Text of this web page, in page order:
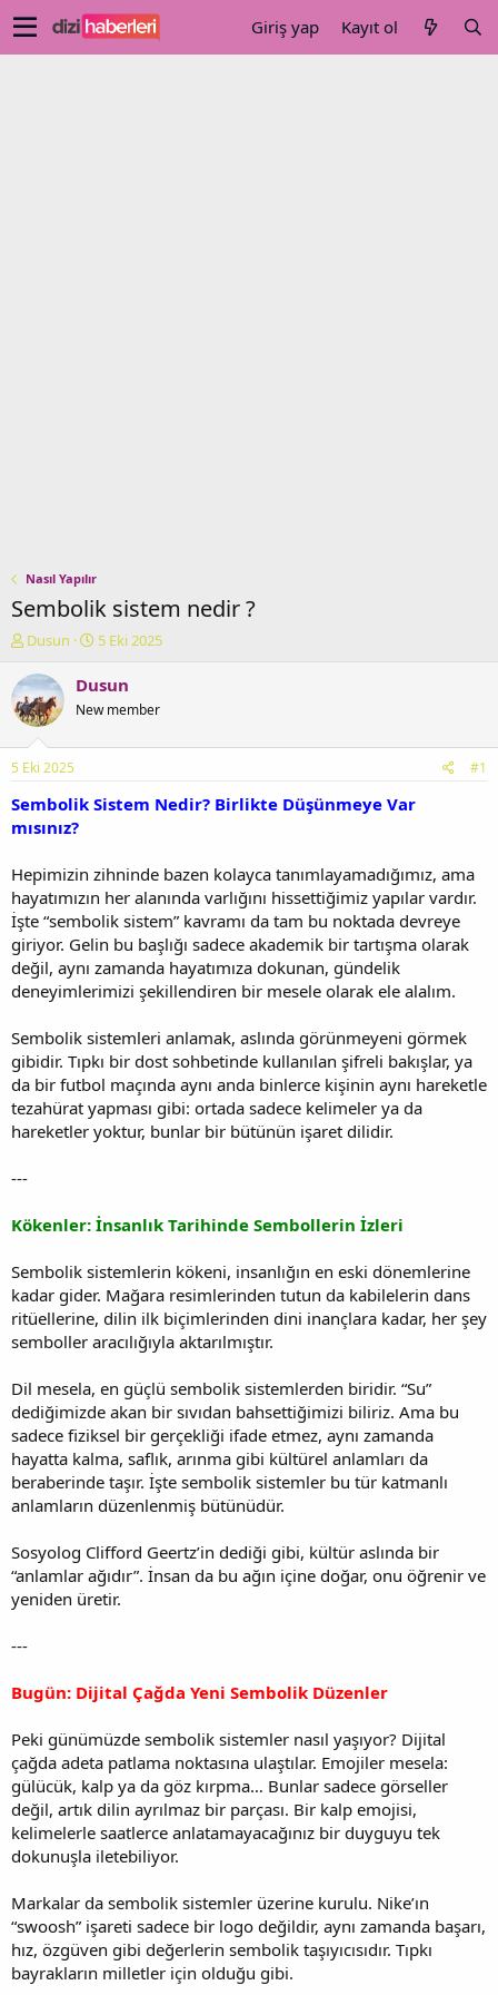
Giriş yap Kayıt ol
Nasıl Yapılır
Sembolik sistem nedir ?
K
n
u
y
b
a
ş
a
a
n
Dusun
B
ş
a
ç
i
h
i
5 Eki 2025
Dusun
New member
5 Eki 2025 #1
Sembolik Sistem Nedir? Birlikte Düşünmeye Var
mısınız?
Hepimizin zihninde bazen kolayca tanımlayamadığımız, ama
hayatımızın her alanında varlığını hissettiğimiz yapılar vardır.
İşte “sembolik sistem” kavramı da tam bu noktada devreye
giriyor. Gelin bu başlığı sadece akademik bir tartışma olarak
değil, aynı zamanda hayatımıza dokunan, gündelik
deneyimlerimizi şekillendiren bir mesele olarak ele alalım.
Sembolik sistemleri anlamak, aslında görünmeyeni görmek
gibidir. Tıpkı bir dost sohbetinde kullanılan şifreli bakışlar, ya
da bir futbol maçında aynı anda binlerce kişinin aynı hareketle
tezahürat yapması gibi: ortada sadece kelimeler ya da
hareketler yoktur, bunlar bir bütünün işaret dilidir.
---
Kökenler: İnsanlık Tarihinde Sembollerin İzleri
Sembolik sistemlerin kökeni, insanlığın en eski dönemlerine
kadar gider. Mağara resimlerinden tutun da kabilelerin dans
ritüellerine, dilin ilk biçimlerinden dini inançlara kadar, her şey
semboller aracılığıyla aktarılmıştır.
Dil mesela, en güçlü sembolik sistemlerden biridir. “Su”
dediğimizde akan bir sıvıdan bahsettiğimizi biliriz. Ama bu
sadece fiziksel bir gerçekliği ifade etmez, aynı zamanda
hayatta kalma, saflık, arınma gibi kültürel anlamları da
beraberinde taşır. İşte sembolik sistemler bu tür katmanlı
anlamların düzenlenmiş bütünüdür.
Sosyolog Clifford Geertz’in dediği gibi, kültür aslında bir
“anlamlar ağıdır”. İnsan da bu ağın içine doğar, onu öğrenir ve
yeniden üretir.
---
Bugün: Dijital Çağda Yeni Sembolik Düzenler
Peki günümüzde sembolik sistemler nasıl yaşıyor? Dijital
çağda adeta patlama noktasına ulaştılar. Emojiler mesela:
gülücük, kalp ya da göz kırpma… Bunlar sadece görseller
değil, artık dilin ayrılmaz bir parçası. Bir kalp emojisi,
kelimelerle saatlerce anlatamayacağınız bir duyguyu tek
dokunuşla iletebiliyor.
Markalar da sembolik sistemler üzerine kurulu. Nike’ın
“swoosh” işareti sadece bir logo değildir, aynı zamanda başarı,
hız, özgüven gibi değerlerin sembolik taşıyıcısıdır. Tıpkı
bayrakların milletler için olduğu gibi.